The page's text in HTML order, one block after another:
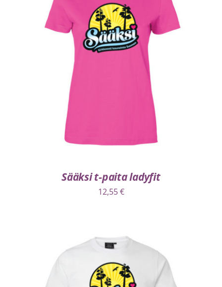
VALITSE VAIHTOEHDOISTA LISÄTIEDOT
Sääksi t-paita ladyfit
12,55€